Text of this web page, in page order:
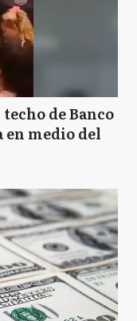
de Banco
en medio del